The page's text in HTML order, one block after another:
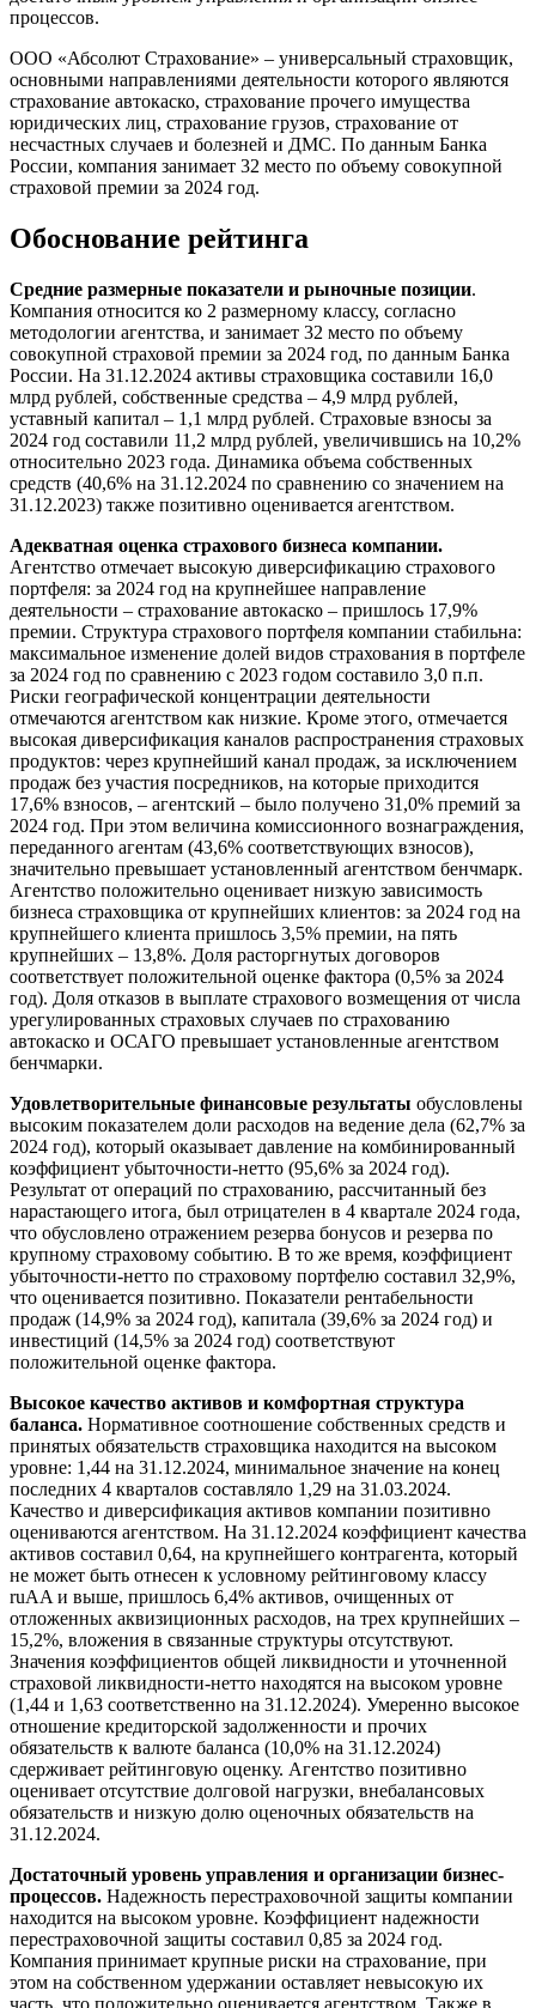
процессов.
ООО «Абсолют Страхование» – универсальный страховщик,
основными направлениями деятельности которого являются
страхование автокаско, страхование прочего имущества
юридических лиц, страхование грузов, страхование от
несчастных случаев и болезней и ДМС. По данным Банка
России, компания занимает 32 место по объему совокупной
страховой премии за 2024 год.
Обоснование рейтинга
Средние размерные показатели и рыночные позиции.
Компания относится ко 2 размерному классу, согласно
методологии агентства, и занимает 32 место по объему
совокупной страховой премии за 2024 год, по данным Банка
России. На 31.12.2024 активы страховщика составили 16,0
млрд рублей, собственные средства – 4,9 млрд рублей,
уставный капитал – 1,1 млрд рублей. Страховые взносы за
2024 год составили 11,2 млрд рублей, увеличившись на 10,2%
относительно 2023 года. Динамика объема собственных
средств (40,6% на 31.12.2024 по сравнению со значением на
31.12.2023) также позитивно оценивается агентством.
Адекватная оценка страхового бизнеса компании.
Агентство отмечает высокую диверсификацию страхового
портфеля: за 2024 год на крупнейшее направление
деятельности – страхование автокаско – пришлось 17,9%
премии. Структура страхового портфеля компании стабильна:
максимальное изменение долей видов страхования в портфеле
за 2024 год по сравнению с 2023 годом составило 3,0 п.п.
Риски географической концентрации деятельности
отмечаются агентством как низкие. Кроме этого, отмечается
высокая диверсификация каналов распространения страховых
продуктов: через крупнейший канал продаж, за исключением
продаж без участия посредников, на которые приходится
17,6% взносов, – агентский – было получено 31,0% премий за
2024 год. При этом величина комиссионного вознаграждения,
переданного агентам (43,6% соответствующих взносов),
значительно превышает установленный агентством бенчмарк.
Агентство положительно оценивает низкую зависимость
бизнеса страховщика от крупнейших клиентов: за 2024 год на
крупнейшего клиента пришлось 3,5% премии, на пять
крупнейших – 13,8%. Доля расторгнутых договоров
соответствует положительной оценке фактора (0,5% за 2024
год). Доля отказов в выплате страхового возмещения от числа
урегулированных страховых случаев по страхованию
автокаско и ОСАГО превышает установленные агентством
бенчмарки.
Удовлетворительные финансовые результаты обусловлены
высоким показателем доли расходов на ведение дела (62,7% за
2024 год), который оказывает давление на комбинированный
коэффициент убыточности-нетто (95,6% за 2024 год).
Результат от операций по страхованию, рассчитанный без
нарастающего итога, был отрицателен в 4 квартале 2024 года,
что обусловлено отражением резерва бонусов и резерва по
крупному страховому событию. В то же время, коэффициент
убыточности-нетто по страховому портфелю составил 32,9%,
что оценивается позитивно. Показатели рентабельности
продаж (14,9% за 2024 год), капитала (39,6% за 2024 год) и
инвестиций (14,5% за 2024 год) соответствуют
положительной оценке фактора.
Высокое качество активов и комфортная структура
баланса. Нормативное соотношение собственных средств и
принятых обязательств страховщика находится на высоком
уровне: 1,44 на 31.12.2024, минимальное значение на конец
последних 4 кварталов составляло 1,29 на 31.03.2024.
Качество и диверсификация активов компании позитивно
оцениваются агентством. На 31.12.2024 коэффициент качества
активов составил 0,64, на крупнейшего контрагента, который
не может быть отнесен к условному рейтинговому классу
ruAA и выше, пришлось 6,4% активов, очищенных от
отложенных аквизиционных расходов, на трех крупнейших –
15,2%, вложения в связанные структуры отсутствуют.
Значения коэффициентов общей ликвидности и уточненной
страховой ликвидности-нетто находятся на высоком уровне
(1,44 и 1,63 соответственно на 31.12.2024). Умеренно высокое
отношение кредиторской задолженности и прочих
обязательств к валюте баланса (10,0% на 31.12.2024)
сдерживает рейтинговую оценку. Агентство позитивно
оценивает отсутствие долговой нагрузки, внебалансовых
обязательств и низкую долю оценочных обязательств на
31.12.2024.
Достаточный уровень управления и организации бизнес-
процессов. Надежность перестраховочной защиты компании
находится на высоком уровне. Коэффициент надежности
перестраховочной защиты составил 0,85 за 2024 год.
Компания принимает крупные риски на страхование, при
этом на собственном удержании оставляет невысокую их
часть, что положительно оценивается агентством. Также в